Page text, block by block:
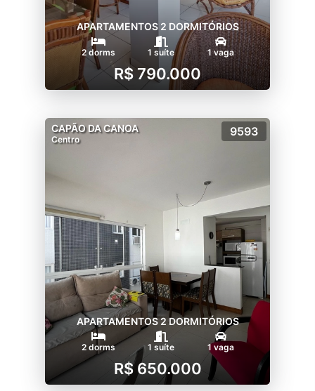
APARTAMENTOS 2 DORMITÓRIOS
2 dorms 1 suíte 1 vaga
R$ 790.000
CAPÃO DA CANOA
Centro
9593
APARTAMENTOS 2 DORMITÓRIOS
2 dorms 1 suíte 1 vaga
R$ 650.000